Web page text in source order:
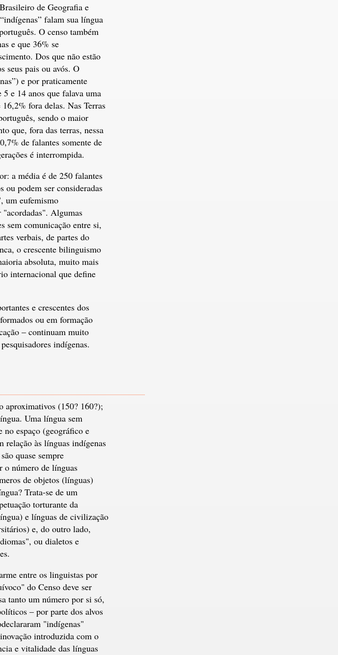
de Geografia e
falam sua língua
O censo também
e que 36% se
Dos que não estão
seus pais ou avós. O
e por praticamente
e 14 anos que falava uma
fora delas. Nas Terras
sendo o maior
que, fora das terras, nessa
de falantes somente de
é interrompida.
a média é de 250 falantes
ou podem ser consideradas
um eufemismo
"acordadas". Algumas
sem comunicação entre si,
verbais, de partes do
o crescente bilinguismo
absoluta, muito mais
internacional que define
e crescentes dos
ou em formação
– continuam muito
indígenas.
aproximativos (150? 160?);
Uma língua sem
espaço (geográfico e
relação às línguas indígenas
quase sempre
o número de línguas
de objetos (línguas)
Trata-se de um
torturante da
e línguas de civilização
e, do outro lado,
ou dialetos e
entre os linguistas por
do Censo deve ser
tanto um número por si só,
– por parte dos alvos
"indígenas"
introduzida com o
e vitalidade das línguas